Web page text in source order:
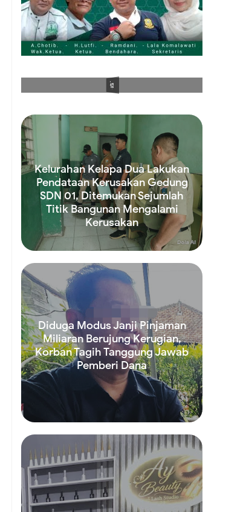
PenaXpose
Kelurahan Kelapa Dua Lakukan
Pendataan Kerusakan Gedung
SDN 01, Ditemukan Sejumlah
Titik Bangunan Mengalami
Kerusakan
Read more
Diduga Modus Janji Pinjaman
Miliaran Berujung Kerugian,
Korban Tagih Tanggung Jawab
Pemberi Dana